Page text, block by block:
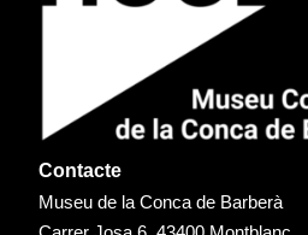
Contacte
Museu de la Conca de Barberà